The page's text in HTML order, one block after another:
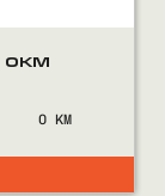
0KM
0